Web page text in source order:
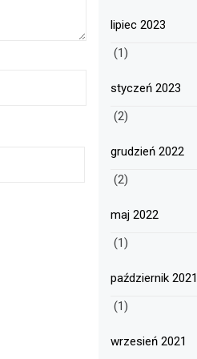
lipiec 2023
(1)
styczeń 2023
(2)
grudzień 2022
(2)
maj 2022
(1)
październik 2021
(1)
wrzesień 2021